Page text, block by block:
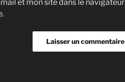
et mon site dans le navigateur